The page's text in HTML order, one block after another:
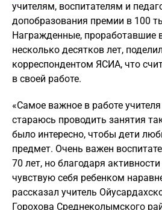
учителям, воспитателям и
допобразования премии в 100
Награжденные, проработавшие
несколько десятков лет,
корреспондентом ЯСИА, что
в своей работе.
«Самое важное в работе
стараюсь проводить занятия
было интересно, чтобы дети
предмет. Очень важен
70 лет, но благодаря
чувствую себя ребенком
рассказал учитель
Горохова Среднеколымского